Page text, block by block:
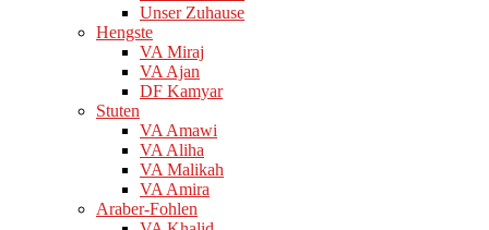
Unser Zuhause
Hengste
VA Miraj
VA Ajan
DF Kamyar
Stuten
VA Amawi
VA Aliha
VA Malikah
VA Amira
Araber-Fohlen